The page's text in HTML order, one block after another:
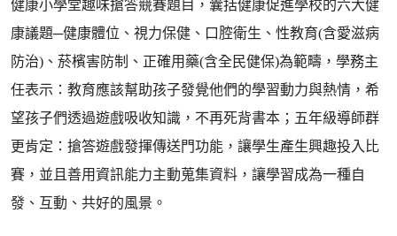
健康小學堂趣味搶答競賽題目，囊括健康促進學校的六大健
康議題─健康體位、視力保健、口腔衛生、性教育(含愛滋病
防治)、菸檳害防制、正確用藥(含全民健保)為範疇，學務主
任表示：教育應該幫助孩子發覺他們的學習動力與熱情，希
望孩子們透過遊戲吸收知識，不再死背書本；五年級導師群
更肯定：搶答遊戲發揮傳送門功能，讓學生產生興趣投入比
賽，並且善用資訊能力主動蒐集資料，讓學習成為一種自
發、互動、共好的風景。